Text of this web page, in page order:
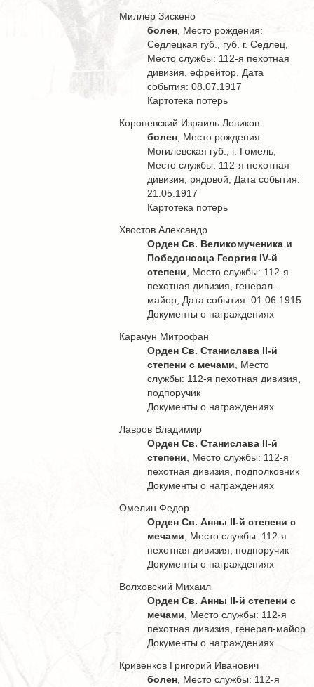
Миллер Зискено
болен , Место рождения:
Седлецкая губ., губ. г. Седлец,
Место службы: 112-я пехотная
дивизия, ефрейтор, Дата
события: 08.07.1917
Картотека потерь
Короневский Израиль Левиков.
болен , Место рождения:
Могилевская губ., г. Гомель,
Место службы: 112-я пехотная
дивизия, рядовой, Дата события:
21.05.1917
Картотека потерь
Хвостов Александр
Орден Св. Великомученика и
Победоносца Георгия IV-й
степени , Место службы: 112-я
пехотная дивизия, генерал-
майор, Дата события: 01.06.1915
Документы о награждениях
Карачун Митрофан
Орден Св. Станислава II-й
степени с мечами , Место
службы: 112-я пехотная дивизия,
подпоручик
Документы о награждениях
Лавров Владимир
Орден Св. Станислава II-й
степени , Место службы: 112-я
пехотная дивизия, подполковник
Документы о награждениях
Омелин Федор
Орден Св. Анны II-й степени с
мечами , Место службы: 112-я
пехотная дивизия, подпоручик
Документы о награждениях
Волховский Михаил
Орден Св. Анны II-й степени с
мечами , Место службы: 112-я
пехотная дивизия, генерал-майор
Документы о награждениях
Кривенков Григорий Иванович
болен , Место службы: 112-я